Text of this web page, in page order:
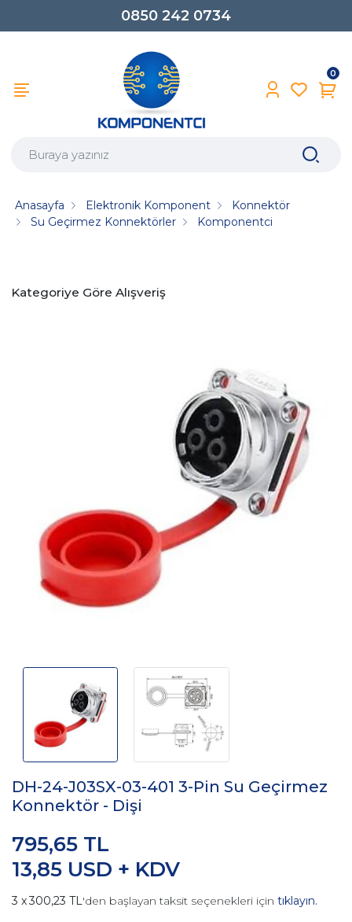
0850 242 0734
0
Anasayfa Elektronik Komponent
Konnektör
Su Geçirmez Konnektörler
Komponentci
Kategoriye Göre Alışveriş
DH-24-J03SX-03-401 3-Pin Su Geçirmez
Konnektör - Dişi
13,85 USD + KDV
795,65 TL
300,23 TL'den başlayan taksit seçenekleri için tıklayın.